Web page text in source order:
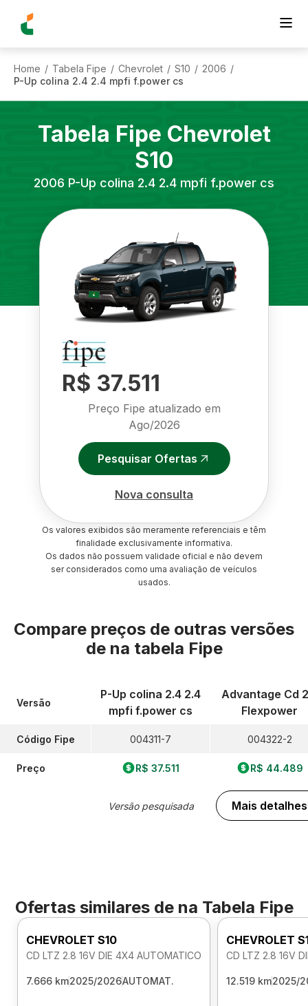
Home / Tabela Fipe / Chevrolet / S10 / 2006 /
P-Up colina 2.4 2.4 mpfi f.power cs
Tabela Fipe Chevrolet
S10
2006 P-Up colina 2.4 2.4 mpfi f.power cs
R$ 37.511
Preço Fipe atualizado em
Ago/2026
Pesquisar Ofertas
Nova consulta
Os valores exibidos são meramente referenciais e têm
finalidade exclusivamente informativa.
Os dados não possuem validade oficial e não devem
ser considerados como uma avaliação de veículos
usados.
Compare preços de outras versões
de na tabela Fipe
Versão
Código Fipe
Preço
P-Up colina 2.4 2.4
mpfi f.power cs
004311-7
R$ 37.511
Versão pesquisada
Advantage Cd
Flexpower
004322-2
R$ 44.489
Mais detalhes
Ofertas similares de na Tabela Fipe
CHEVROLET S10
CD LTZ 2.8 16V DIE 4X4 AUTOMATICO
7.666 km2025/2026AUTOMAT.
CHEVROLET
CD LTZ 2.8 16V
12.519 km2025/